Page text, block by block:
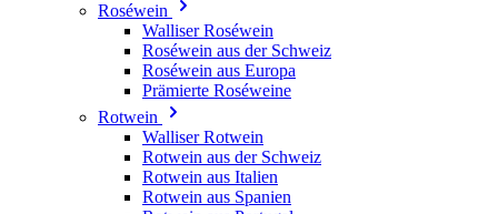
Roséwein
Walliser Roséwein
Roséwein aus der Schweiz
Roséwein aus Europa
Prämierte Roséweine
Rotwein
Walliser Rotwein
Rotwein aus der Schweiz
Rotwein aus Italien
Rotwein aus Spanien